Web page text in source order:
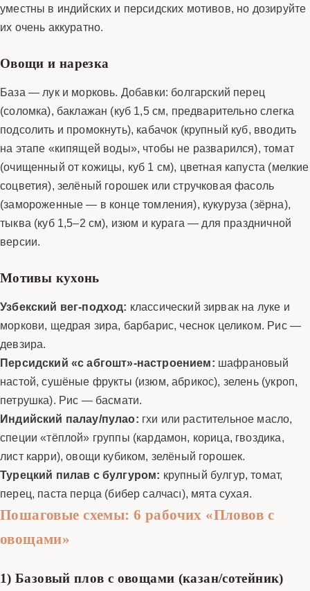
уместны в индийских и персидских мотивов, но дозируйте
их очень аккуратно.
Овощи и нарезка
База — лук и морковь. Добавки: болгарский перец
(соломка), баклажан (куб 1,5 см, предварительно слегка
подсолить и промокнуть), кабачок (крупный куб, вводить
на этапе «кипящей воды», чтобы не разварился), томат
(очищенный от кожицы, куб 1 см), цветная капуста (мелкие
соцветия), зелёный горошек или стручковая фасоль
(замороженные — в конце томления), кукуруза (зёрна),
тыква (куб 1,5–2 см), изюм и курага — для праздничной
версии.
Мотивы кухонь
Узбекский вег-подход: классический зирвак на луке и
моркови, щедрая зира, барбарис, чеснок целиком. Рис —
девзира.
Персидский «с абгошт»-настроением: шафрановый
настой, сушёные фрукты (изюм, абрикос), зелень (укроп,
петрушка). Рис — басмати.
Индийский палау/пулао: гхи или растительное масло,
специи «тёплой» группы (кардамон, корица, гвоздика,
лист карри), овощи кубиком, зелёный горошек.
Турецкий пилав с булгуром: крупный булгур, томат,
перец, паста перца (бибер салчасı), мята сухая.
Пошаговые схемы: 6 рабочих «Пловов с
овощами»
1) Базовый плов с овощами (казан/сотейник)